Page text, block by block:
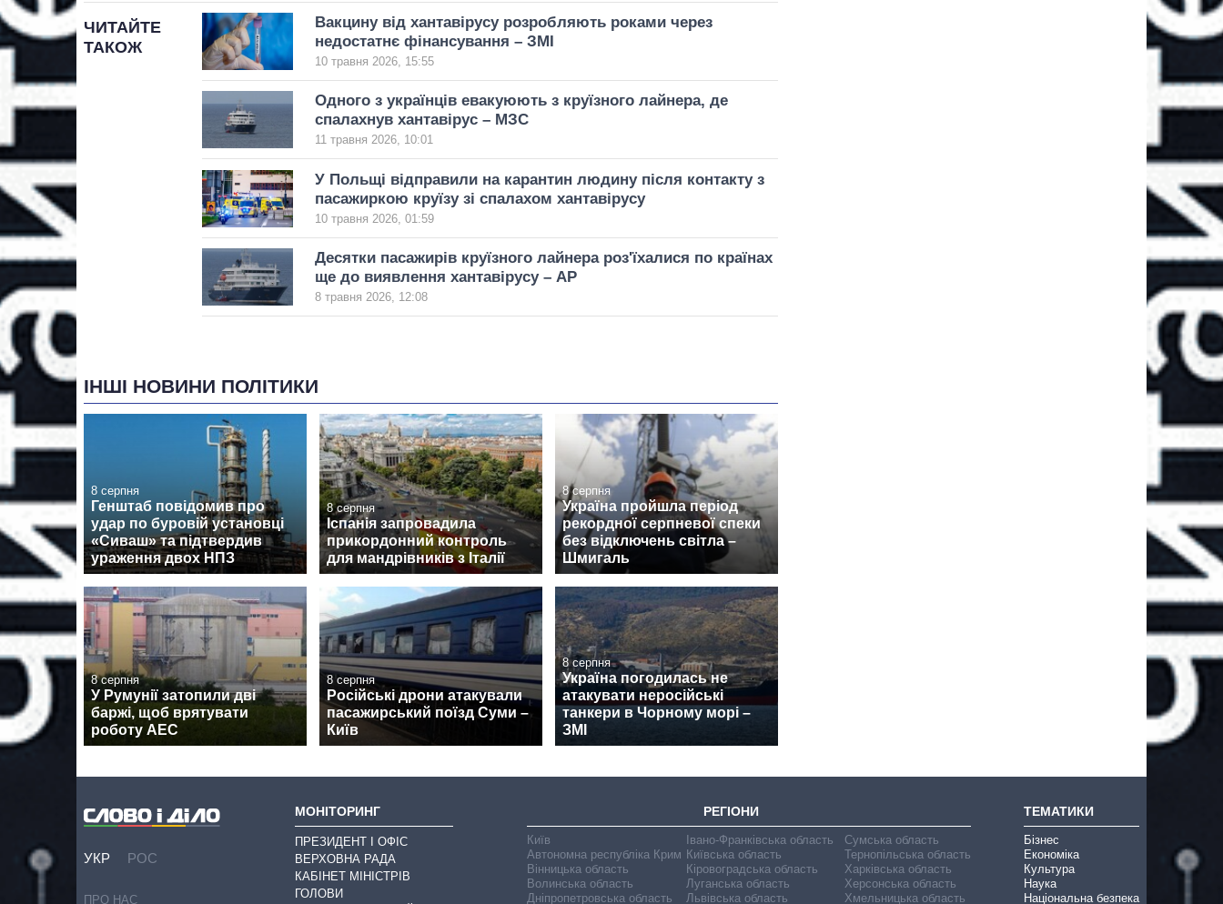
ЧИТАЙТЕ
ТАКОЖ
Вакцину від хантавірусу розробляють роками через
недостатнє фінансування – ЗМІ
10 травня 2026, 15:55
Одного з українців евакуюють з круїзного лайнера, де
спалахнув хантавірус – МЗС
11 травня 2026, 10:01
У Польщі відправили на карантин людину після контакту з
пасажиркою круїзу зі спалахом хантавірусу
10 травня 2026, 01:59
Десятки пасажирів круїзного лайнера роз'їхалися по країнах
ще до виявлення хантавірусу – AP
8 травня 2026, 12:08
ІНШІ НОВИНИ ПОЛІТИКИ
8 серпня
Генштаб повідомив про
удар по буровій установці
«Сиваш» та підтвердив
ураження двох НПЗ
8 серпня
Іспанія запровадила
прикордонний контроль
для мандрівників з Італії
8 серпня
Україна пройшла період
рекордної серпневої спеки
без відключень світла –
Шмигаль
8 серпня
У Румунії затопили дві
баржі, щоб врятувати
роботу АЕС
8 серпня
Російські дрони атакували
пасажирський поїзд Суми –
Київ
8 серпня
Україна погодилась не
атакувати неросійські
танкери в Чорному морі –
ЗМІ
УКР РОС
ПРО НАС
МОНІТОРИНГ
ПРЕЗИДЕНТ І ОФІС
ВЕРХОВНА РАДА
КАБІНЕТ МІНІСТРІВ
ГОЛОВИ
РЕГІОНИ
Київ
Автономна республіка Крим
Вінницька область
Волинська область
Дніпропетровська область
Івано-Франківська область
Київська область
Кіровоградська область
Луганська область
Львівська область
Сумська область
Тернопільська область
Харківська область
Херсонська область
Хмельницька область
ТЕМАТИКИ
Бізнес
Економіка
Культура
Наука
Національна безпека